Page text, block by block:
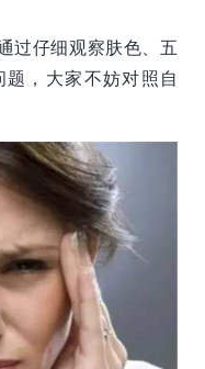
过仔细观察肤色、五
，大家不妨对照自